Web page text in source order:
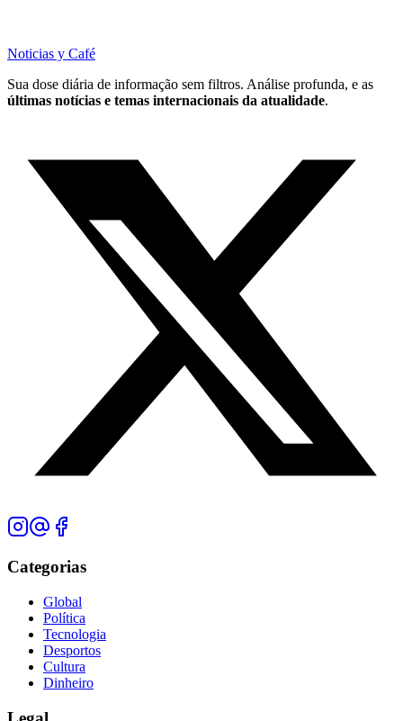
Noticias y Café
Sua dose diária de informação sem filtros. Análise profunda, e as
últimas notícias e temas internacionais da atualidade.
Categorias
Global
Política
Tecnologia
Desportos
Cultura
Dinheiro